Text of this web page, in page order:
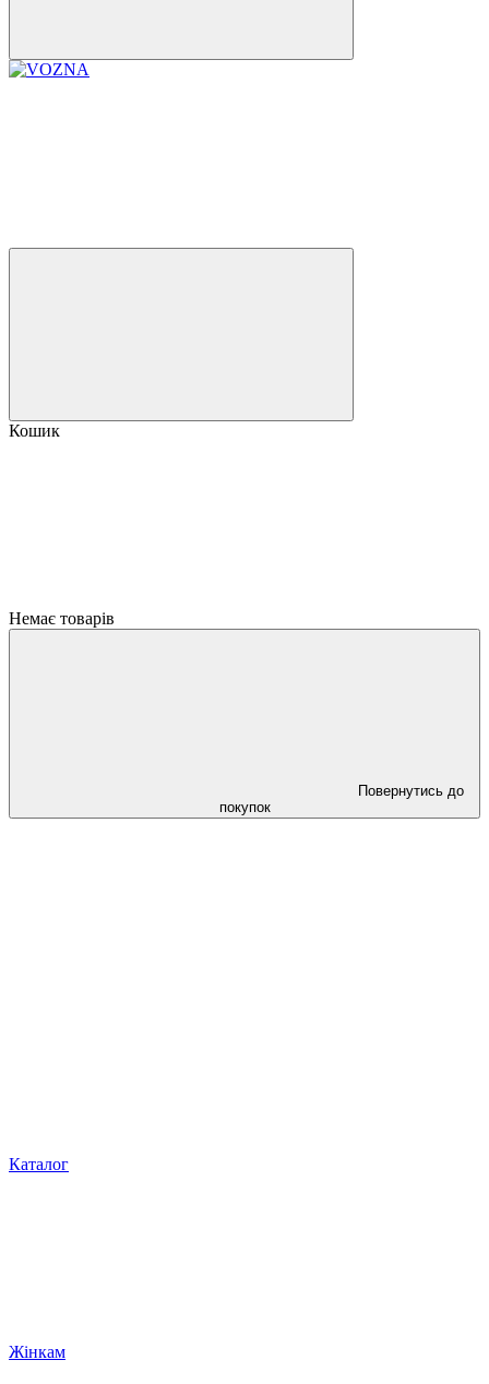
Кошик
Немає товарів
Повернутись до
покупок
Каталог
Жінкам